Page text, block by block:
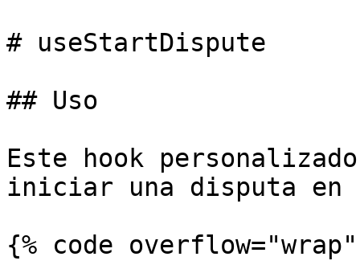
# useStartDispute
## Uso
Este hook
iniciar una disputa en
{% code